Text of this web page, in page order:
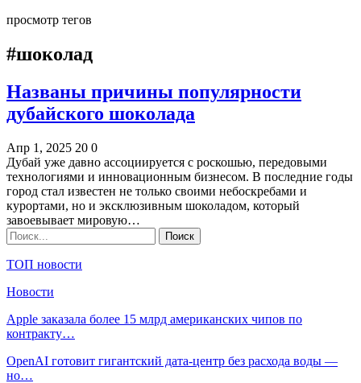
просмотр тегов
#шоколад
Названы причины популярности
дубайского шоколада
Апр 1, 2025 20 0
Дубай уже давно ассоциируется с роскошью, передовыми
технологиями и инновационным бизнесом. В последние годы
город стал известен не только своими небоскребами и
курортами, но и эксклюзивным шоколадом, который
завоевывает мировую…
ТОП новости
Новости
Apple заказала более 15 млрд американских чипов по
контракту…
OpenAI готовит гигантский дата-центр без расхода воды —
но…